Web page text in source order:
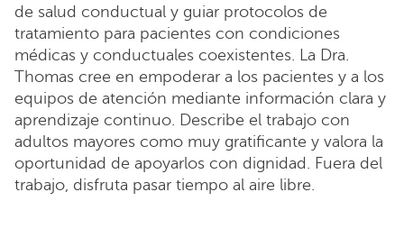
de salud conductual y guiar protocolos de
tratamiento para pacientes con condiciones
médicas y conductuales coexistentes. La Dra.
Thomas cree en empoderar a los pacientes y a los
equipos de atención mediante información clara y
aprendizaje continuo. Describe el trabajo con
adultos mayores como muy gratificante y valora la
oportunidad de apoyarlos con dignidad. Fuera del
trabajo, disfruta pasar tiempo al aire libre.